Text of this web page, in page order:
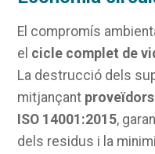
El compromís
el cicle complet de
La destrucció dels
mitjançant
ISO 14001:2015,
dels residus i la